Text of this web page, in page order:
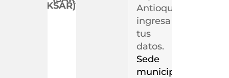
(KSAR)
Antioquia,
ingresa
tus
datos.
Sede
municipal